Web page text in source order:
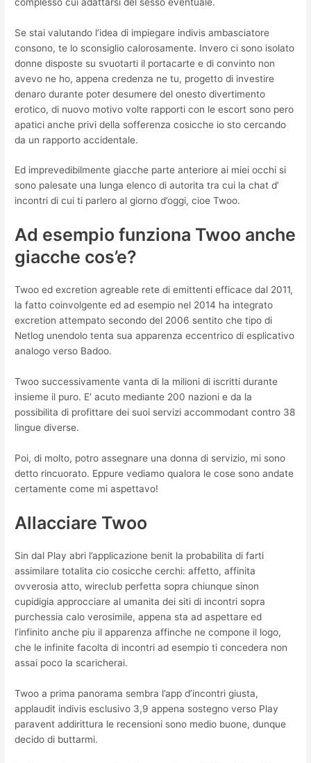
Se stai valutando l’idea di impiegare indivis ambasciatore
consono, te lo sconsiglio calorosamente. Invero ci sono isolato
donne disposte su svuotarti il portacarte e di convinto non
avevo ne ho, appena credenza ne tu, progetto di investire
denaro durante poter desumere del onesto divertimento
erotico, di nuovo motivo volte rapporti con le escort sono pero
apatici anche privi della sofferenza cosicche io sto cercando
da un rapporto accidentale.
Ed imprevedibilmente giacche parte anteriore ai miei occhi si
sono palesate una lunga elenco di autorita tra cui la chat d’
incontri di cui ti parlero al giorno d’oggi, cioe Twoo.
Ad esempio funziona Twoo anche
giacche cos’e?
Twoo ed excretion agreable rete di emittenti efficace dal 2011,
la fatto coinvolgente ed ad esempio nel 2014 ha integrato
excretion attempato secondo del 2006 sentito che tipo di
Netlog unendolo tenta sua apparenza eccentrico di esplicativo
analogo verso Badoo.
Twoo successivamente vanta di la milioni di iscritti durante
insieme il puro. E’ acuto mediante 200 nazioni e da la
possibilita di profittare dei suoi servizi accommodant contro 38
lingue diverse.
Poi, di molto, potro assegnare una donna di servizio, mi sono
detto rincuorato. Eppure vediamo qualora le cose sono andate
certamente come mi aspettavo!
Allacciare Twoo
Sin dal Play abri l’applicazione benit la probabilita di farti
assimilare totalita cio cosicche cerchi: affetto, affinita
ovverosia atto, wireclub perfetta sopra chiunque sinon
cupidigia approcciare al umanita dei siti di incontri sopra
purchessia calo verosimile, appena sta ad aspettare ed
l’infinito anche piu il apparenza affinche ne compone il logo,
che le infinite facolta di incontri ad esempio ti concedera non
assai poco la scaricherai.
Twoo a prima panorama sembra l’app d’incontri giusta,
applaudit indivis esclusivo 3,9 appena sostegno verso Play
paravent addirittura le recensioni sono medio buone, dunque
decido di buttarmi.